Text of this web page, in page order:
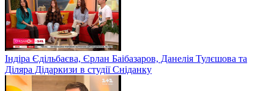
Індіра Єдільбаєва, Єрлан Баібазаров, Данелія Тулєшова та
Діляра Дідаркизи в студії Сніданку